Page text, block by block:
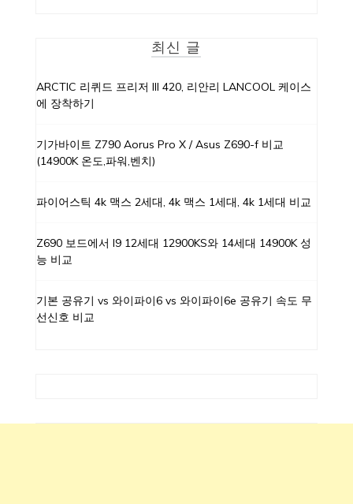
최신 글
ARCTIC 리퀴드 프리저 III 420, 리안리 LANCOOL 케이스
에 장착하기
기가바이트 Z790 Aorus Pro X / Asus Z690-f 비교
(14900K 온도,파워,벤치)
파이어스틱 4k 맥스 2세대, 4k 맥스 1세대, 4k 1세대 비교
Z690 보드에서 I9 12세대 12900KS와 14세대 14900K 성
능 비교
기본 공유기 vs 와이파이6 vs 와이파이6e 공유기 속도 무
선신호 비교